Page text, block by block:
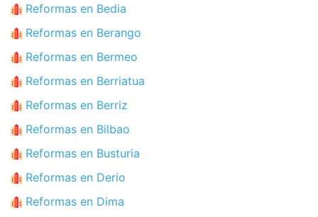
Reformas en Bedia
Reformas en Berango
Reformas en Bermeo
Reformas en Berriatua
Reformas en Berriz
Reformas en Bilbao
Reformas en Busturia
Reformas en Derio
Reformas en Dima